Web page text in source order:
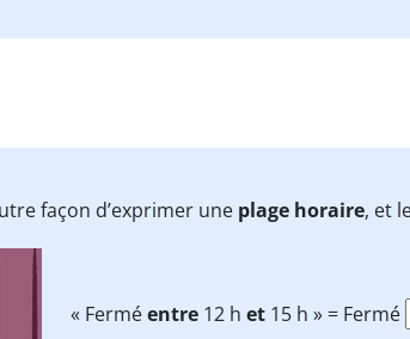
façon d’exprimer une plage horaire, et
« Ferméentre 12 h et 15 h » = Fermé